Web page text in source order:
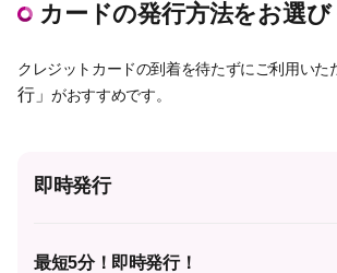
カードの発行方法をお選
クレジットカードの到着を待たずにご利用いた
行」がおすすめです。
即時発行
最短5分！即時発行！